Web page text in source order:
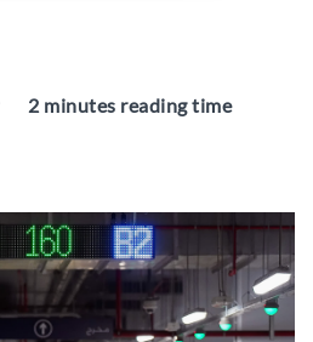
2 minutes reading time